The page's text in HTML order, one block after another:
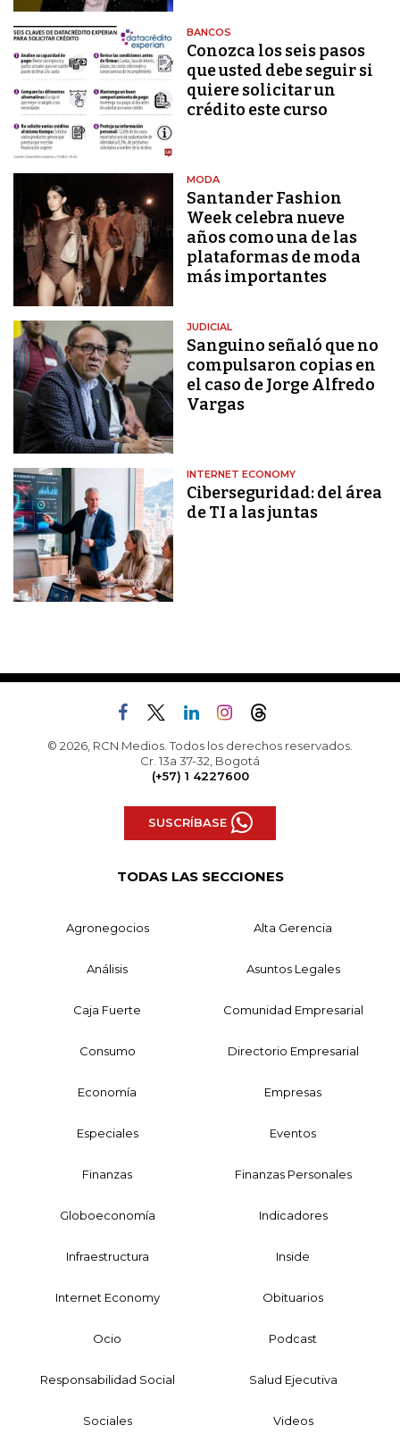
BANCOS
Conozca los seis pasos
que usted debe seguir si
quiere solicitar un
crédito este curso
MODA
Santander Fashion
Week celebra nueve
años como una de las
plataformas de moda
más importantes
JUDICIAL
Sanguino señaló que no
compulsaron copias en
el caso de Jorge Alfredo
Vargas
INTERNET ECONOMY
Ciberseguridad: del área
de TI a las juntas
© 2026, RCN Medios. Todos los derechos reservados.
Cr. 13a 37-32, Bogotá
(+57) 1 4227600
SUSCRÍBASE
TODAS LAS SECCIONES
Agronegocios Alta Gerencia
Análisis Asuntos Legales
Caja Fuerte Comunidad Empresarial
Consumo Directorio Empresarial
Economía Empresas
Especiales Eventos
Finanzas Finanzas Personales
Globoeconomía Indicadores
Infraestructura Inside
Internet Economy Obituarios
Ocio Podcast
Responsabilidad Social Salud Ejecutiva
Sociales Videos